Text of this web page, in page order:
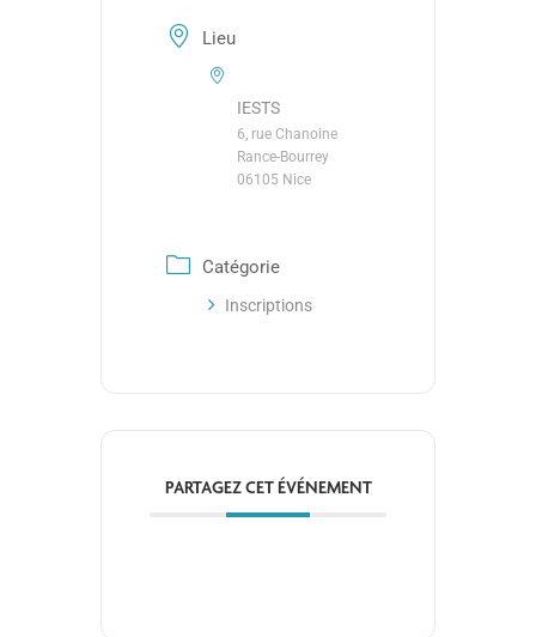
Lieu
IESTS
6, rue Chanoine
Rance-Bourrey
06105 Nice
Catégorie
Inscriptions
PARTAGEZ CET ÉVÉNEMENT